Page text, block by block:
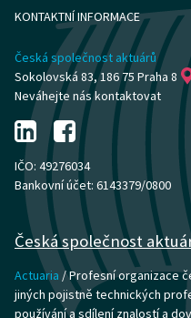
KONTAKTNÍ INFORMACE
Česká společnost aktuárů
Sokolovská 83, 186 75 Praha 8
Neváhejte nás kontaktovat
IČO: 49276034
Bankovní účet: 6143379/0800
Česká společnost
Actuaria / Profesní organizace
jiných pojistně technických
používání a sdílení znalostí a